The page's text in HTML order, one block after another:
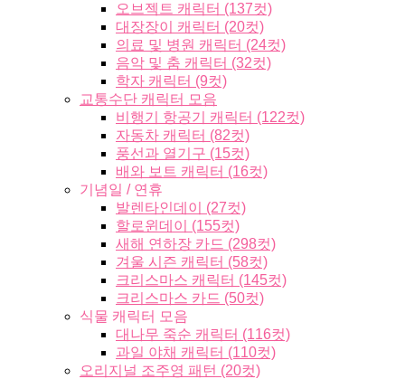
오브젝트 캐릭터 (137컷)
대장장이 캐릭터 (20컷)
의료 및 병원 캐릭터 (24컷)
음악 및 춤 캐릭터 (32컷)
학자 캐릭터 (9컷)
교통수단 캐릭터 모음
비행기 항공기 캐릭터 (122컷)
자동차 캐릭터 (82컷)
풍선과 열기구 (15컷)
배와 보트 캐릭터 (16컷)
기념일 / 연휴
발렌타인데이 (27컷)
할로윈데이 (155컷)
새해 연하장 카드 (298컷)
겨울 시즌 캐릭터 (58컷)
크리스마스 캐릭터 (145컷)
크리스마스 카드 (50컷)
식물 캐릭터 모음
대나무 죽순 캐릭터 (116컷)
과일 야채 캐릭터 (110컷)
오리지널 조주영 패턴 (20컷)